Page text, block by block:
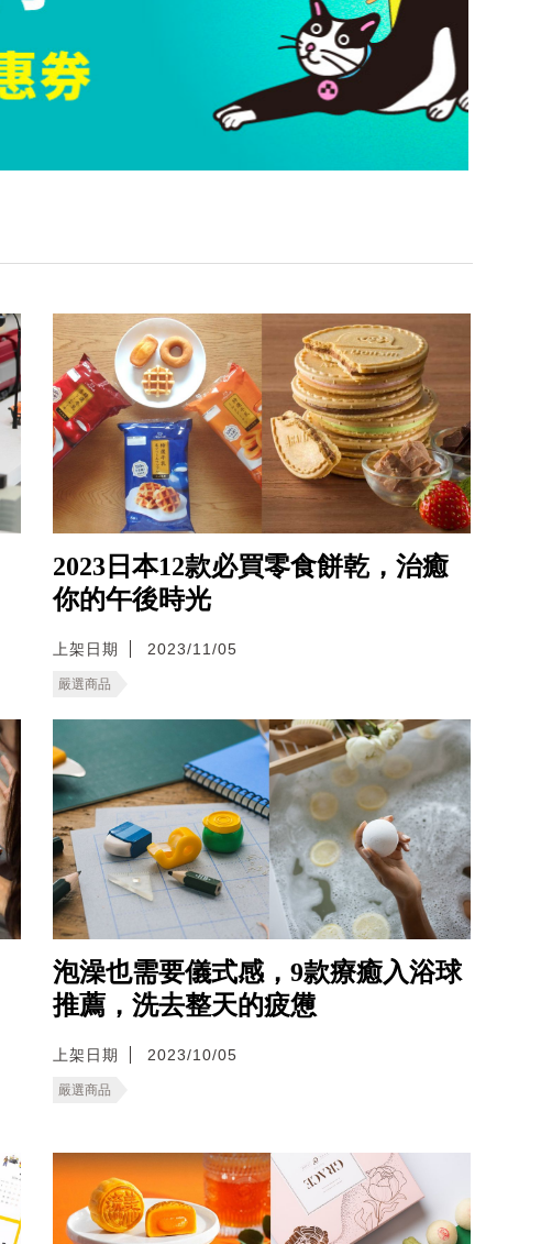
2023日本12款必買零食餅乾，治癒
你的午後時光
上架日期 2023/11/05
嚴選商品
泡澡也需要儀式感，9款療癒入浴球
推薦，洗去整天的疲憊
上架日期 2023/10/05
嚴選商品